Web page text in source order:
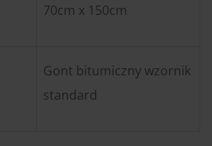
70cm x 150cm
Gont bitumiczny wzornik
standard